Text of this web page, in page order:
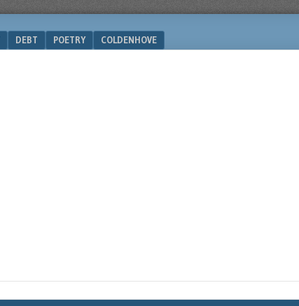
DEBT POETRY COLDENHOVE